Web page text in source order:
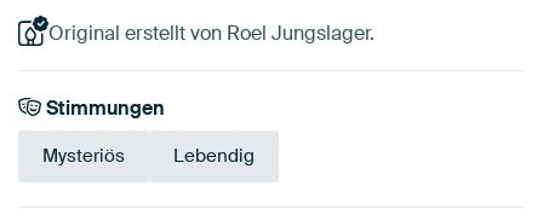
Original erstellt von Roel Jungslager.
Stimmungen
Mysteriös Lebendig